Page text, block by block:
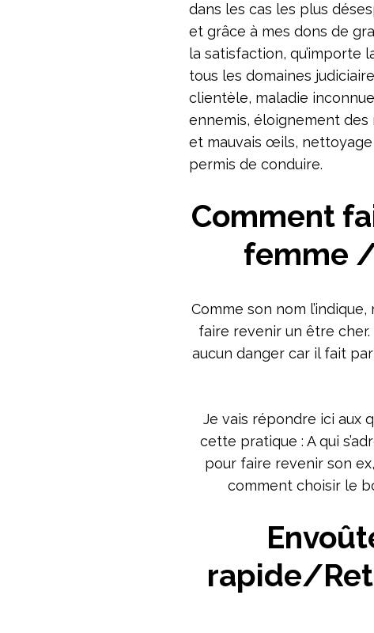
dans les cas les plus
et grâce à mes dons de
la satisfaction,
tous les domaines
clientèle, maladie
ennemis, éloignement des
et mauvais œils, nettoyage
permis de conduire.
Comment
femme /
Comme son nom
faire revenir un être cher.
aucun danger car il fait
Je vais répondre ici aux
cette pratique : A qui
pour faire revenir son
comment choisir le
rapide/